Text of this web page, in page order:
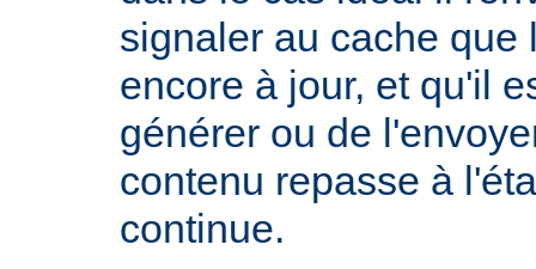
signaler au cache que
encore à jour, et qu'il
générer ou de
contenu repasse à
continue.